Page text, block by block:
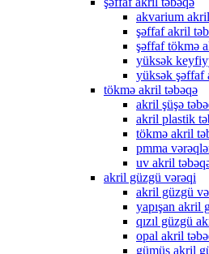
akvarium
şəffaf akril
şəffaf tökmə
yüksək
yüksək şəffaf
tökmə akril təbəqə
akril şüşə
akril plastik
tökmə akril
pmma
uv akril
akril güzgü vərəqi
akril güzgü
yapışan akril
qızıl güzgü
opal akril
gümüş akril